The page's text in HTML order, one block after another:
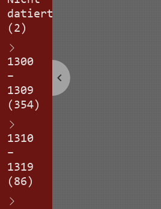
datiert
(2)
1300
–
1309
(354)
1310
–
1319
(86)